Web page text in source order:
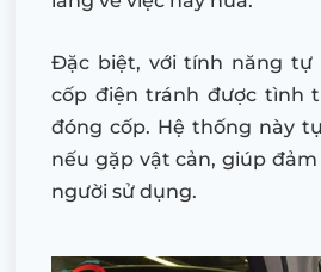
Đặc biệt, với tính năng tự
cốp điện tránh được tình
đóng cốp. Hệ thống này
nếu gặp vật cản, giúp
người sử dụng.